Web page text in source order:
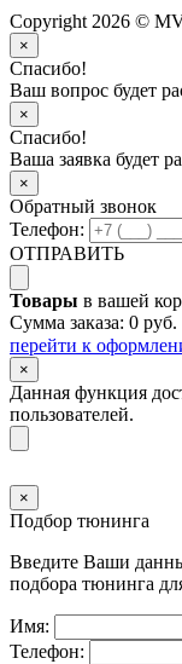
Copyright 2026 ©
×
Спасибо!
Ваш вопрос будет
×
Спасибо!
Ваша заявка будет
×
Обратный звонок
Телефон:
ОТПРАВИТЬ
Товары в вашей
Сумма заказа: 0 руб.
перейти к
×
Данная функция
пользователей.
×
Подбор тюнинга
Введите Ваши
подбора тюнинга
Имя:
Телефон: